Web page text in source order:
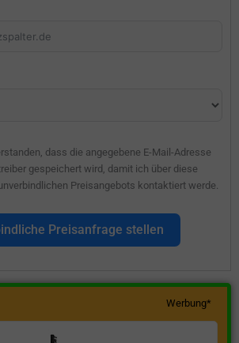
dass die angegebene E-Mail-Adresse
gespeichert wird, damit ich über diese
Preisangebots kontaktiert werde.
Preisanfrage stellen
Werbung*